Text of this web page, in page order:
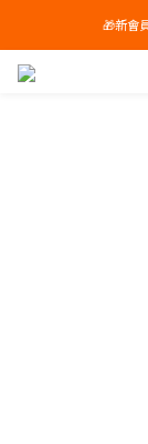
🎁新會